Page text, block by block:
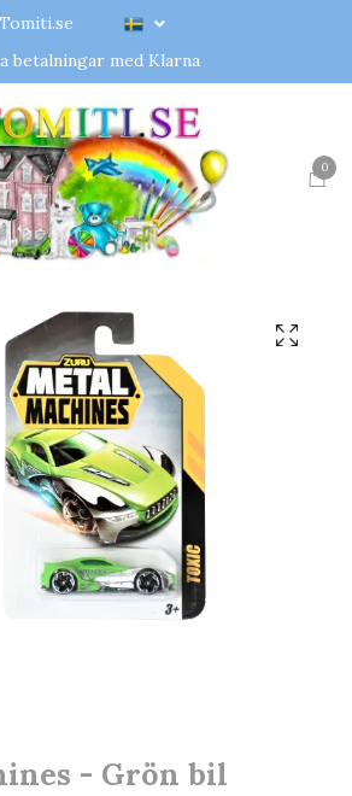
Tomiti.se
betalningar med Klarna
0
- Grön bil